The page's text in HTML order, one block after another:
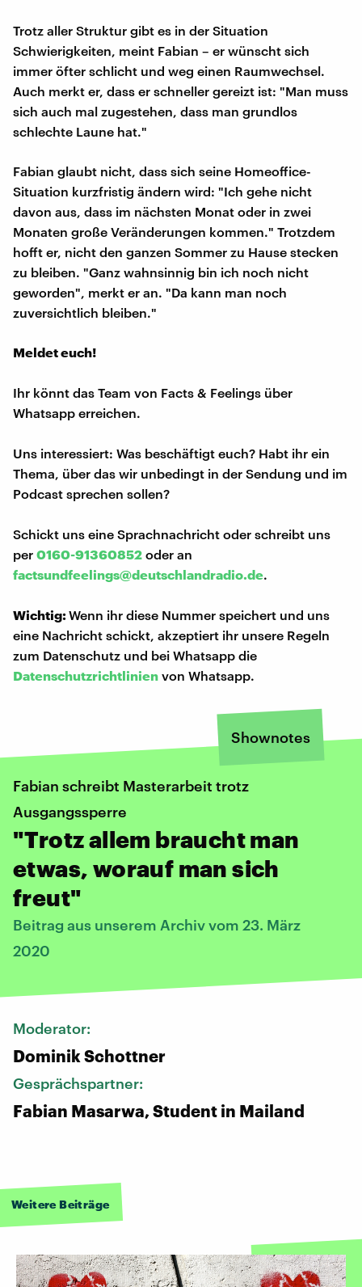
Trotz aller Struktur gibt es in der Situation
Schwierigkeiten, meint Fabian – er wünscht sich
immer öfter schlicht und weg einen Raumwechsel.
Auch merkt er, dass er schneller gereizt ist: "Man muss
sich auch mal zugestehen, dass man grundlos
schlechte Laune hat."
Fabian glaubt nicht, dass sich seine Homeoffice-
Situation kurzfristig ändern wird: "Ich gehe nicht
davon aus, dass im nächsten Monat oder in zwei
Monaten große Veränderungen kommen." Trotzdem
hofft er, nicht den ganzen Sommer zu Hause stecken
zu bleiben. "Ganz wahnsinnig bin ich noch nicht
geworden", merkt er an. "Da kann man noch
zuversichtlich bleiben."
Meldet euch!
Ihr könnt das Team von Facts & Feelings über
Whatsapp erreichen.
Uns interessiert: Was beschäftigt euch? Habt ihr ein
Thema, über das wir unbedingt in der Sendung und im
Podcast sprechen sollen?
Schickt uns eine Sprachnachricht oder schreibt uns
per 0160-91360852 oder an
factsundfeelings@deutschlandradio.de.
Wichtig:Wenn ihr diese Nummer speichert und uns
eine Nachricht schickt, akzeptiert ihr unsere Regeln
zum Datenschutz und bei Whatsapp die
Datenschutzrichtlinien von Whatsapp.
Shownotes
Fabian schreibt Masterarbeit trotz
Ausgangssperre
"Trotz allem braucht man
etwas, worauf man sich
freut"
Beitrag aus unserem Archiv vom 23. März
2020
Moderator:
Dominik Schottner
Gesprächspartner:
Fabian Masarwa, Student in Mailand
Weitere Beiträge